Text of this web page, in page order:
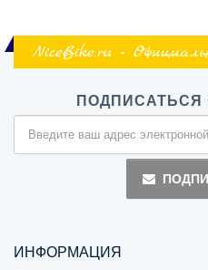
NiceBike.ru -
ПОДПИСАТЬСЯ
ИНФОРМАЦИЯ